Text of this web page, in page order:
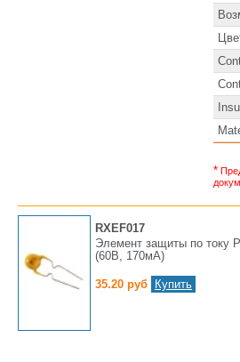
*
RXEF017
Элемент защиты по току
(60В, 170мA)
35.20 руб Купить